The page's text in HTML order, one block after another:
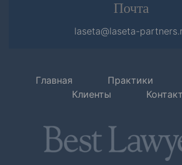
Почта
laseta@laseta-
Главная Практики
Клиенты